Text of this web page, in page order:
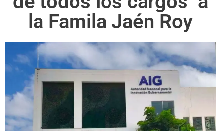
la Famila Jaén Roy